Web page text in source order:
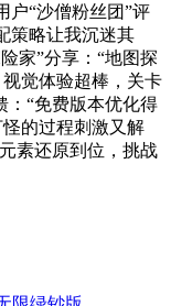
户“沙僧粉丝团”评
策略让我沉迷其
家”分享：“地图探
觉体验超棒，关卡
：“免费版本优化得
的过程刺激又解
素还原到位，挑战